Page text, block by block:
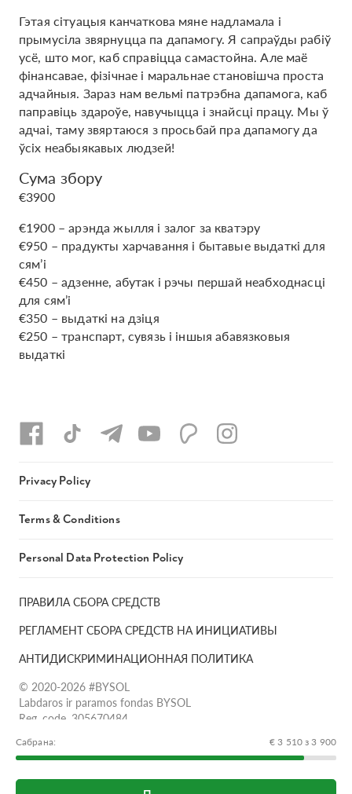
Гэтая сітуацыя канчаткова мяне надламала і
прымусіла звярнуцца па дапамогу. Я сапраўды рабіў
усё, што мог, каб справіцца самастойна. Але маё
фінансавае, фізічнае і маральнае становішча проста
адчайныя. Зараз нам вельмі патрэбна дапамога, каб
паправіць здароўе, навучыцца і знайсці працу. Мы ў
адчаі, таму звяртаюся з просьбай пра дапамогу да
ўсіх неабыякавых людзей!
Сума збору
€3900
€1900 – арэнда жылля і залог за кватэру
€950 – прадукты харчавання і бытавые выдаткі для
сям’і
€450 – адзенне, абутак і рэчы першай неабходнасці
для сям’і
€350 – выдаткі на дзіця
€250 – транспарт, сувязь і іншыя абавязковыя
выдаткі
Сабрана: € 3 510 з 3 900
ПРАВИЛА СБОРА СРЕДСТВ
РЕГЛАМЕНТ СБОРА СРЕДСТВ НА ИНИЦИАТИВЫ
АНТИДИСКРИМИНАЦИОННАЯ ПОЛИТИКА
© 2020-2026 #BYSOL
Labdaros ir paramos fondas BYSOL
Reg. code. 305670484,
g.17-1, LT-13253
LT70 7300 0101 6724 1152, Swedbank, AB
SWIFT kodas HABALT22
Privacy Policy
Terms & Conditions
Personal Data Protection Policy